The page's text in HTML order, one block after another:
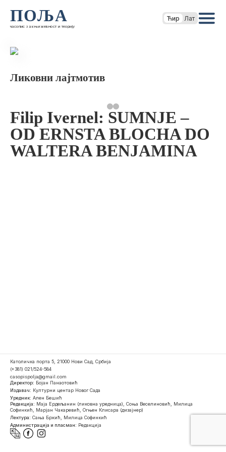
ПОЉА
часопис за књижевност и теорију
Ћир Лат
Ликовни лајтмотив
Filip Ivernel: SUMNJE –
OD ERNSTA BLOCHA DO
WALTERA BENJAMINA
Католичка порта 5, 21000 Нови Сад, Србија
(+381) 021/524-584
casopispolja@gmail.com
Директор: Бојан Панаотовић
Издавач: Културни центар Новог Сада
Уредник: Ален Бешић
Редакција: Маја Ердељанин (ликовна уредница), Соња Веселиновић, Милица
Софинкић, Марјан Чакаревић, Огњен Клисара (дизајнер)
Лектура: Сања Бркић, Милица Софинкић
Администрација и пласман: Редакција